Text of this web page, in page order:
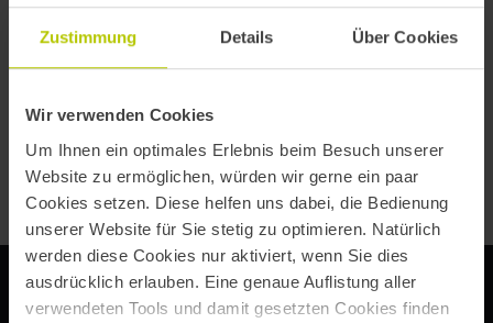
Zustimmung Details Über Cookies
Wir verwenden Cookies
Um Ihnen ein optimales Erlebnis beim Besuch unserer
Website zu ermöglichen, würden wir gerne ein paar
Cookies setzen. Diese helfen uns dabei, die Bedienung
unserer Website für Sie stetig zu optimieren. Natürlich
werden diese Cookies nur aktiviert, wenn Sie dies
ausdrücklich erlauben. Eine genaue Auflistung aller
verwendeten Tools und damit gesetzten Cookies finden